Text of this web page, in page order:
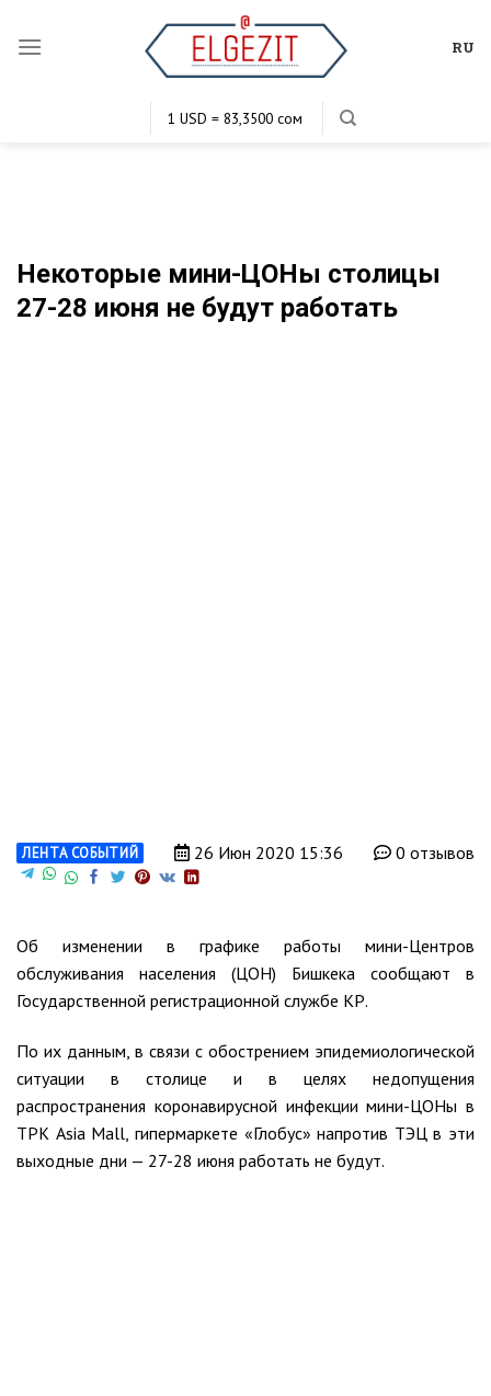
RU
1 USD = 83,3500 сом
Некоторые мини-ЦОНы столицы
27-28 июня не будут работать
ЛЕНТА СОБЫТИЙ 26 Июн 2020 15:36 0 отзывов
Об изменении в графике работы мини-Центров
обслуживания населения (ЦОН) Бишкека сообщают в
Государственной регистрационной службе КР.
По их данным, в связи с обострением эпидемиологической
ситуации в столице и в целях недопущения
распространения коронавирусной инфекции мини-ЦОНы в
ТРК Asia Mall, гипермаркете «Глобус» напротив ТЭЦ в эти
выходные дни — 27-28 июня работать не будут.